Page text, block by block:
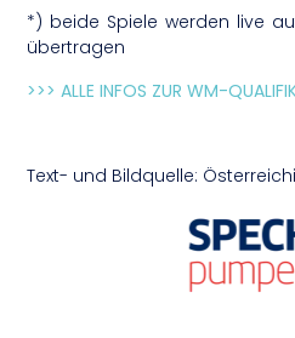
*) beide Spiele werden live
übertragen
>>> ALLE INFOS ZUR WM-
Text- und Bildquelle: